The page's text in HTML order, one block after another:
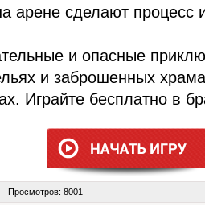
арене сделают процесс
и опасные
и заброшенных
Играйте бесплатно в
Просмотров: 8001